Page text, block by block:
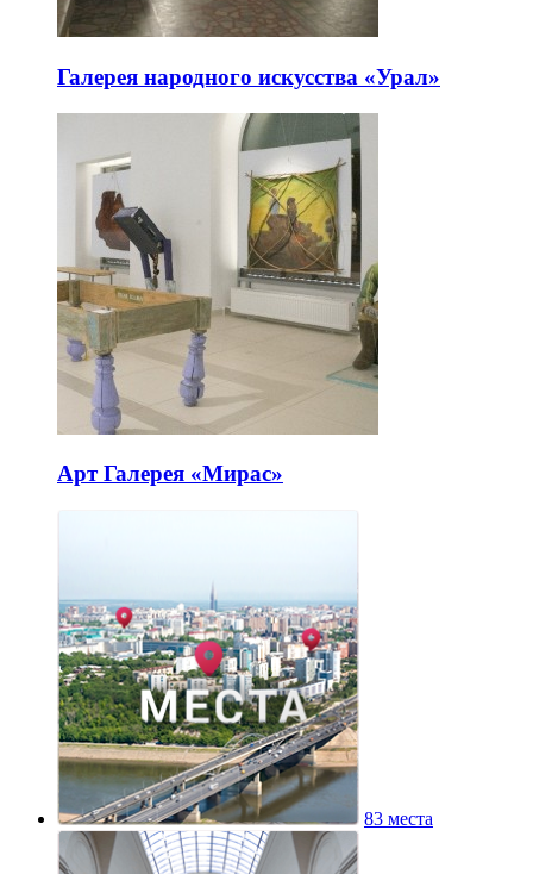
Галерея народного искусства «Урал»
Арт Галерея «Мирас»
83 места